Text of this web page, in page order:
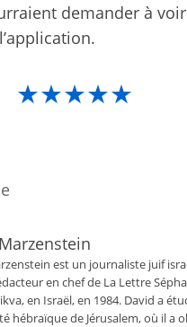
demander à
★★★★★
est un journaliste juif
en chef de La Lettre
en Israël, en 1984. David a
hébraïque de Jérusalem, où il a